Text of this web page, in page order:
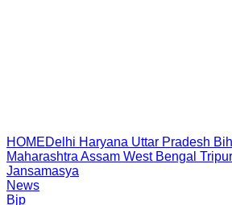
HOMEDelhi Haryana Uttar Pradesh
Maharashtra Assam West Bengal
Jansamasya
News
Bjp